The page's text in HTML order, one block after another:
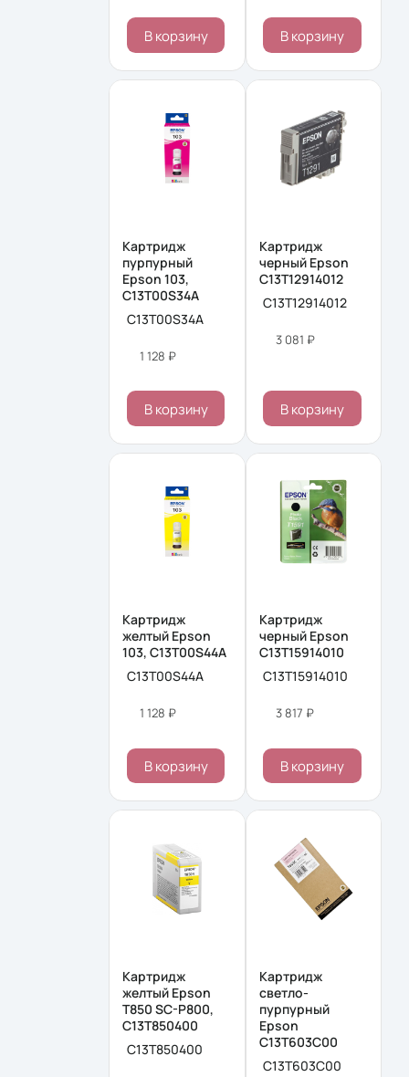
В корзину В корзину
Картридж
пурпурный
Epson 103,
C13T00S34A
C13T00S34A
1 128 ₽
В корзину
Картридж
черный Epson
C13T12914012
C13T12914012
3 081 ₽
В корзину
Картридж
желтый Epson
103, C13T00S44A
C13T00S44A
1 128 ₽
В корзину
Картридж
черный Epson
C13T15914010
C13T15914010
3 817 ₽
В корзину
Картридж
желтый Epson
T850 SC-P800,
C13T850400
C13T850400
Картридж
светло-
пурпурный
Epson
C13T603C00
C13T603C00